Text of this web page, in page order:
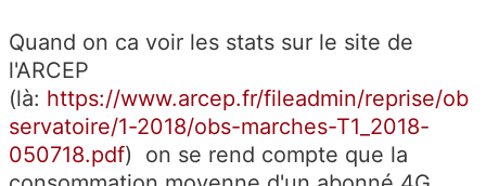
Quand on ca voir les stats sur le site de
l'ARCEP
(là: https://www.arcep.fr/fileadmin/reprise/ob
servatoire/1-2018/obs-marches-T1_2018-
050718.pdf) on se rend compte que la